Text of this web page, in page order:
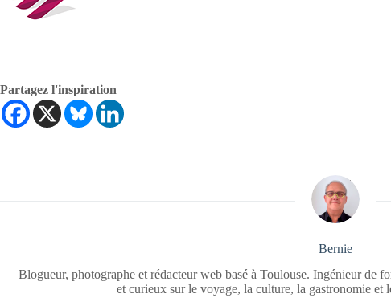
Partagez l'inspiration
Bernie
Blogueur, photographe et rédacteur web basé à Toulouse. Ingénieur de
et curieux sur le voyage, la culture, la gastronomie